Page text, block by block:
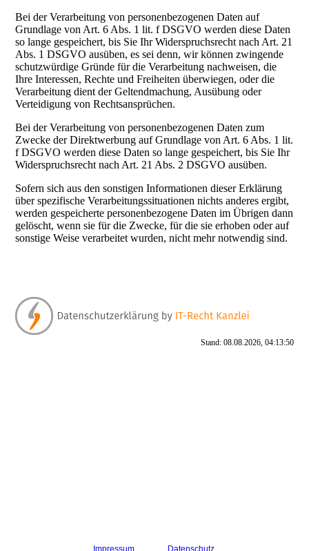
Bei der Verarbeitung von personenbezogenen Daten auf
Grundlage von Art. 6 Abs. 1 lit. f DSGVO werden diese Daten
so lange gespeichert, bis Sie Ihr Widerspruchsrecht nach Art. 21
Abs. 1 DSGVO ausüben, es sei denn, wir können zwingende
schutzwürdige Gründe für die Verarbeitung nachweisen, die
Ihre Interessen, Rechte und Freiheiten überwiegen, oder die
Verarbeitung dient der Geltendmachung, Ausübung oder
Verteidigung von Rechtsansprüchen.
Bei der Verarbeitung von personenbezogenen Daten zum
Zwecke der Direktwerbung auf Grundlage von Art. 6 Abs. 1 lit.
f DSGVO werden diese Daten so lange gespeichert, bis Sie Ihr
Widerspruchsrecht nach Art. 21 Abs. 2 DSGVO ausüben.
Sofern sich aus den sonstigen Informationen dieser Erklärung
über spezifische Verarbeitungssituationen nichts anderes ergibt,
werden gespeicherte personenbezogene Daten im Übrigen dann
gelöscht, wenn sie für die Zwecke, für die sie erhoben oder auf
sonstige Weise verarbeitet wurden, nicht mehr notwendig sind.
Stand: 08.08.2026, 04:13:50
Impressum Datenschutz